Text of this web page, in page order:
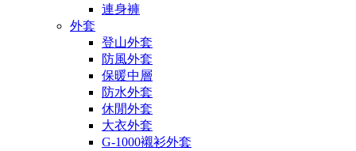
連身褲
外套
登山外套
防風外套
保暖中層
防水外套
休閒外套
大衣外套
G-1000襯衫外套